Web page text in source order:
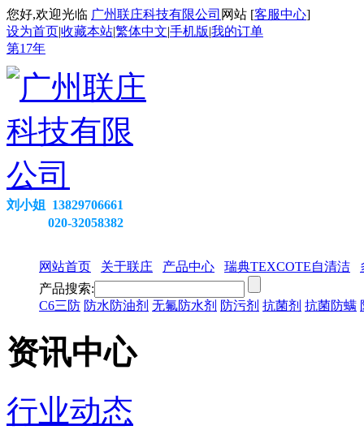
您好,欢迎光临 广州联庄科技有限公司 网站 [客服中心]
设为首页|收藏本站|繁体中文|手机版|我的订单
第17年
刘小姐 13829706661
020-32058382
网站首页 关于联庄 产品中心 瑞典TEXCOTE自清洁
产品搜索:
C6三防 防水防油剂 无氟防水剂 防污剂 抗菌剂 抗菌防螨
资讯中心
行业动态